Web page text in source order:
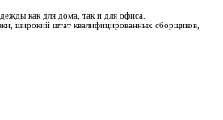
как для дома, так и для офиса.
широкий штат квалифицированных сборщиков,